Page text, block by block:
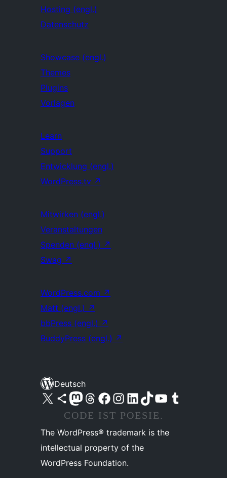
Hosting (engl.)
Datenschutz
Showcase (engl.)
Themes
Plugins
Vorlagen
Learn
Support
Entwicklung (engl.)
WordPress.tv ↗
Mitwirken (engl.)
Veranstaltungen
Spenden (engl.) ↗
Swag ↗
WordPress.com ↗
Matt (engl.) ↗
bbPress (engl.) ↗
BuddyPress (engl.) ↗
Deutsch
Unser X-Konto (früher Twitter) besuchen
Unser Bluesky-Konto besuchen
Unser Mastodon-Konto besuchen
Unser Threads-Konto besuchen
Unsere Facebook-Seite besuchen
Unser Instagram-Konto besuchen
Unser LinkedIn-Konto besuchen
Unser TikTok-Konto besuchen
Unseren YouTube-Kanal besuchen
Unser Tumblr-Konto besuchen
CODE IST POESIE.
The WordPress® trademark is the
intellectual property of the
WordPress Foundation.